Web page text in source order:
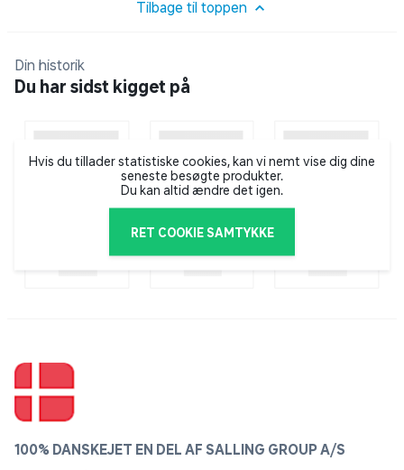
med
To drejehjul og to kørehjul: God stabilitet
Fleece filterposesystem: Mulighed for opsug af
fugtigt snavs uden at ødelægge filterposen
Våd- og tørfilter beskytter motor: Længere
Blæsefunktion
Tilbage til toppen
Din historik
Du har sidst kigget på
Hvis du tillader statistiske cookies, kan vi nemt vise dig dine
seneste besøgte produkter.
Du kan altid ændre det igen.
RET COOKIE SAMTYKKE
100% DANSKEJET EN DEL AF SALLING GROUP A/S